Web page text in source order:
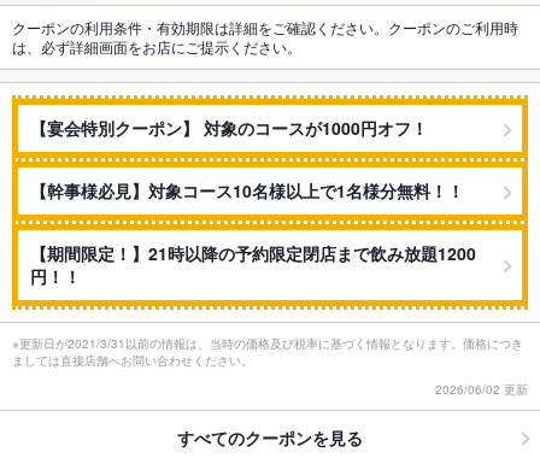
クーポンの利用条件・有効期限は詳細をご確認ください。クーポンのご利用時
は、必ず詳細画面をお店にご提示ください。
【宴会特別クーポン】 対象のコースが1000円オフ！
【幹事様必見】対象コース10名様以上で1名様分無料！！
【期間限定！】21時以降の予約限定閉店まで飲み放題1200
円！！
※更新日が2021/3/31以前の情報は、当時の価格及び税率に基づく情報となります。価格につき
ましては直接店舗へお問い合わせください。
2026/06/02 更新
すべてのクーポンを見る